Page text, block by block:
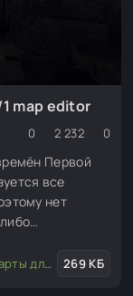
(пехота, юниты)
map editor
0 2 232 0
Первой
все
нет
для редактора 269 КБ